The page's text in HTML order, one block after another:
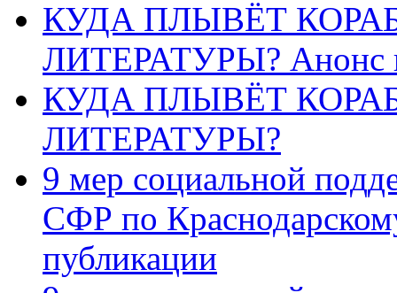
КУДА ПЛЫВЁТ
ЛИТЕРАТУРЫ? Анонс
КУДА ПЛЫВЁТ
ЛИТЕРАТУРЫ?
9 мер социальной
СФР по
публикации